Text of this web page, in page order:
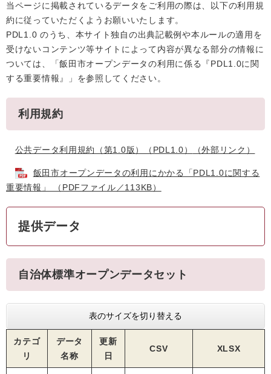
当ページに掲載されているデータをご利用の際は、以下の利用規
約に従っていただくようお願いいたします。
PDL1.0 のうち、本サイト独自の出典記載例や本ルールの適用を
受けないコンテンツ等サイトによって内容が異なる部分の情報に
ついては、「飯田市オープンデータの利用に係る『PDL1.0に関
する重要情報』」を参照してください。
利用規約
公共データ利用規約（第1.0版）（PDL1.0） （外部リンク）
飯田市オープンデータの利用にかかる「PDL1.0に関する
重要情報」 （PDFファイル／113KB）
提供データ
自治体標準オープンデータセット
表のサイズを切り替える
カテゴ
リ
データ
名称
更新
日
CSV XLSX